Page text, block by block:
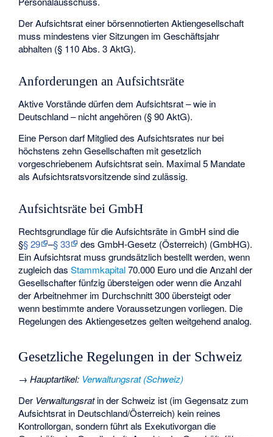
Der Aufsichtsrat einer börsennotierten Aktiengesellschaft
muss mindestens vier Sitzungen im Geschäftsjahr
abhalten (§ 110 Abs. 3 AktG).
Anforderungen an Aufsichtsräte
Aktive Vorstände dürfen dem Aufsichtsrat – wie in
Deutschland – nicht angehören (§ 90 AktG).
Eine Person darf Mitglied des Aufsichtsrates nur bei
höchstens zehn Gesellschaften mit gesetzlich
vorgeschriebenem Aufsichtsrat sein. Maximal 5 Mandate
als Aufsichtsratsvorsitzende sind zulässig.
Aufsichtsräte bei GmbH
Rechtsgrundlage für die Aufsichtsräte in GmbH sind die
§§ 29 –§ 33 desGmbH-Gesetz (Österreich) (GmbHG).
Ein Aufsichtsrat muss grundsätzlich bestellt werden, wenn
zugleich dasStammkapital70.000 Euro und die Anzahl der
Gesellschafter fünfzig übersteigen oder wenn die Anzahl
der Arbeitnehmer im Durchschnitt 300 übersteigt oder
wenn bestimmte andere Voraussetzungen vorliegen. Die
Regelungen des Aktiengesetzes gelten weitgehend analog.
Gesetzliche Regelungen in der Schweiz
→Hauptartikel: Verwaltungsrat (Schweiz)
Der Verwaltungsratin der Schweiz ist (im Gegensatz zum
Aufsichtsrat in Deutschland/Österreich) kein reines
Kontrollorgan, sondern führt als Exekutivorgan die